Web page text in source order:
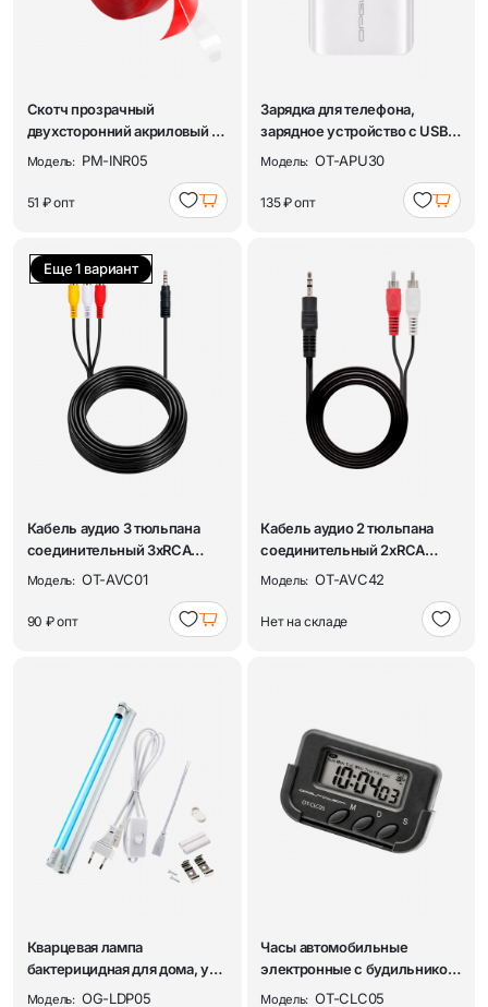
Скотч прозрачный
двухсторонний акриловый 10
мм Помощник PM-I...
Модель: PM-INR05
51 ₽опт
Зарядка для телефона,
зарядное устройство с USB
20W адаптер ...
Модель: OT-APU30
135 ₽опт
Еще 1 вариант
Кабель аудио 3 тюльпана
соединительный 3хRCA
джек/Jack 3.5, ...
Модель: OT-AVC01
90 ₽опт
Кабель аудио 2 тюльпана
соединительный 2хRCA
джек/Jack 3.5, ...
Модель: OT-AVC42
Нет на складе
Кварцевая лампа
бактерицидная для дома, уф-
лампа Огонёк OG-L...
Модель: OG-LDP05
Часы автомобильные
электронные с будильником
Орбита OT-CLC05
Модель: OT-CLC05